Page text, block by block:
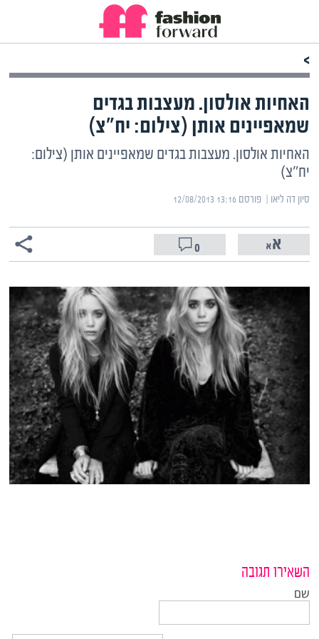
>
האחיות אולסון. מעצבות בגדים
שמאפיינים אותן (צילום: יח"צ)
האחיות אולסון. מעצבות בגדים שמאפיינים אותן (צילום:
יח"צ)
סיון דה ליאו | ‏פורסם ‎12/08/2013 13:16
0
השאירו תגובה
שם